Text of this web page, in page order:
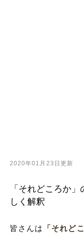
2020年01月23日更新
「それどころか
しく解釈
皆さんは 「それど